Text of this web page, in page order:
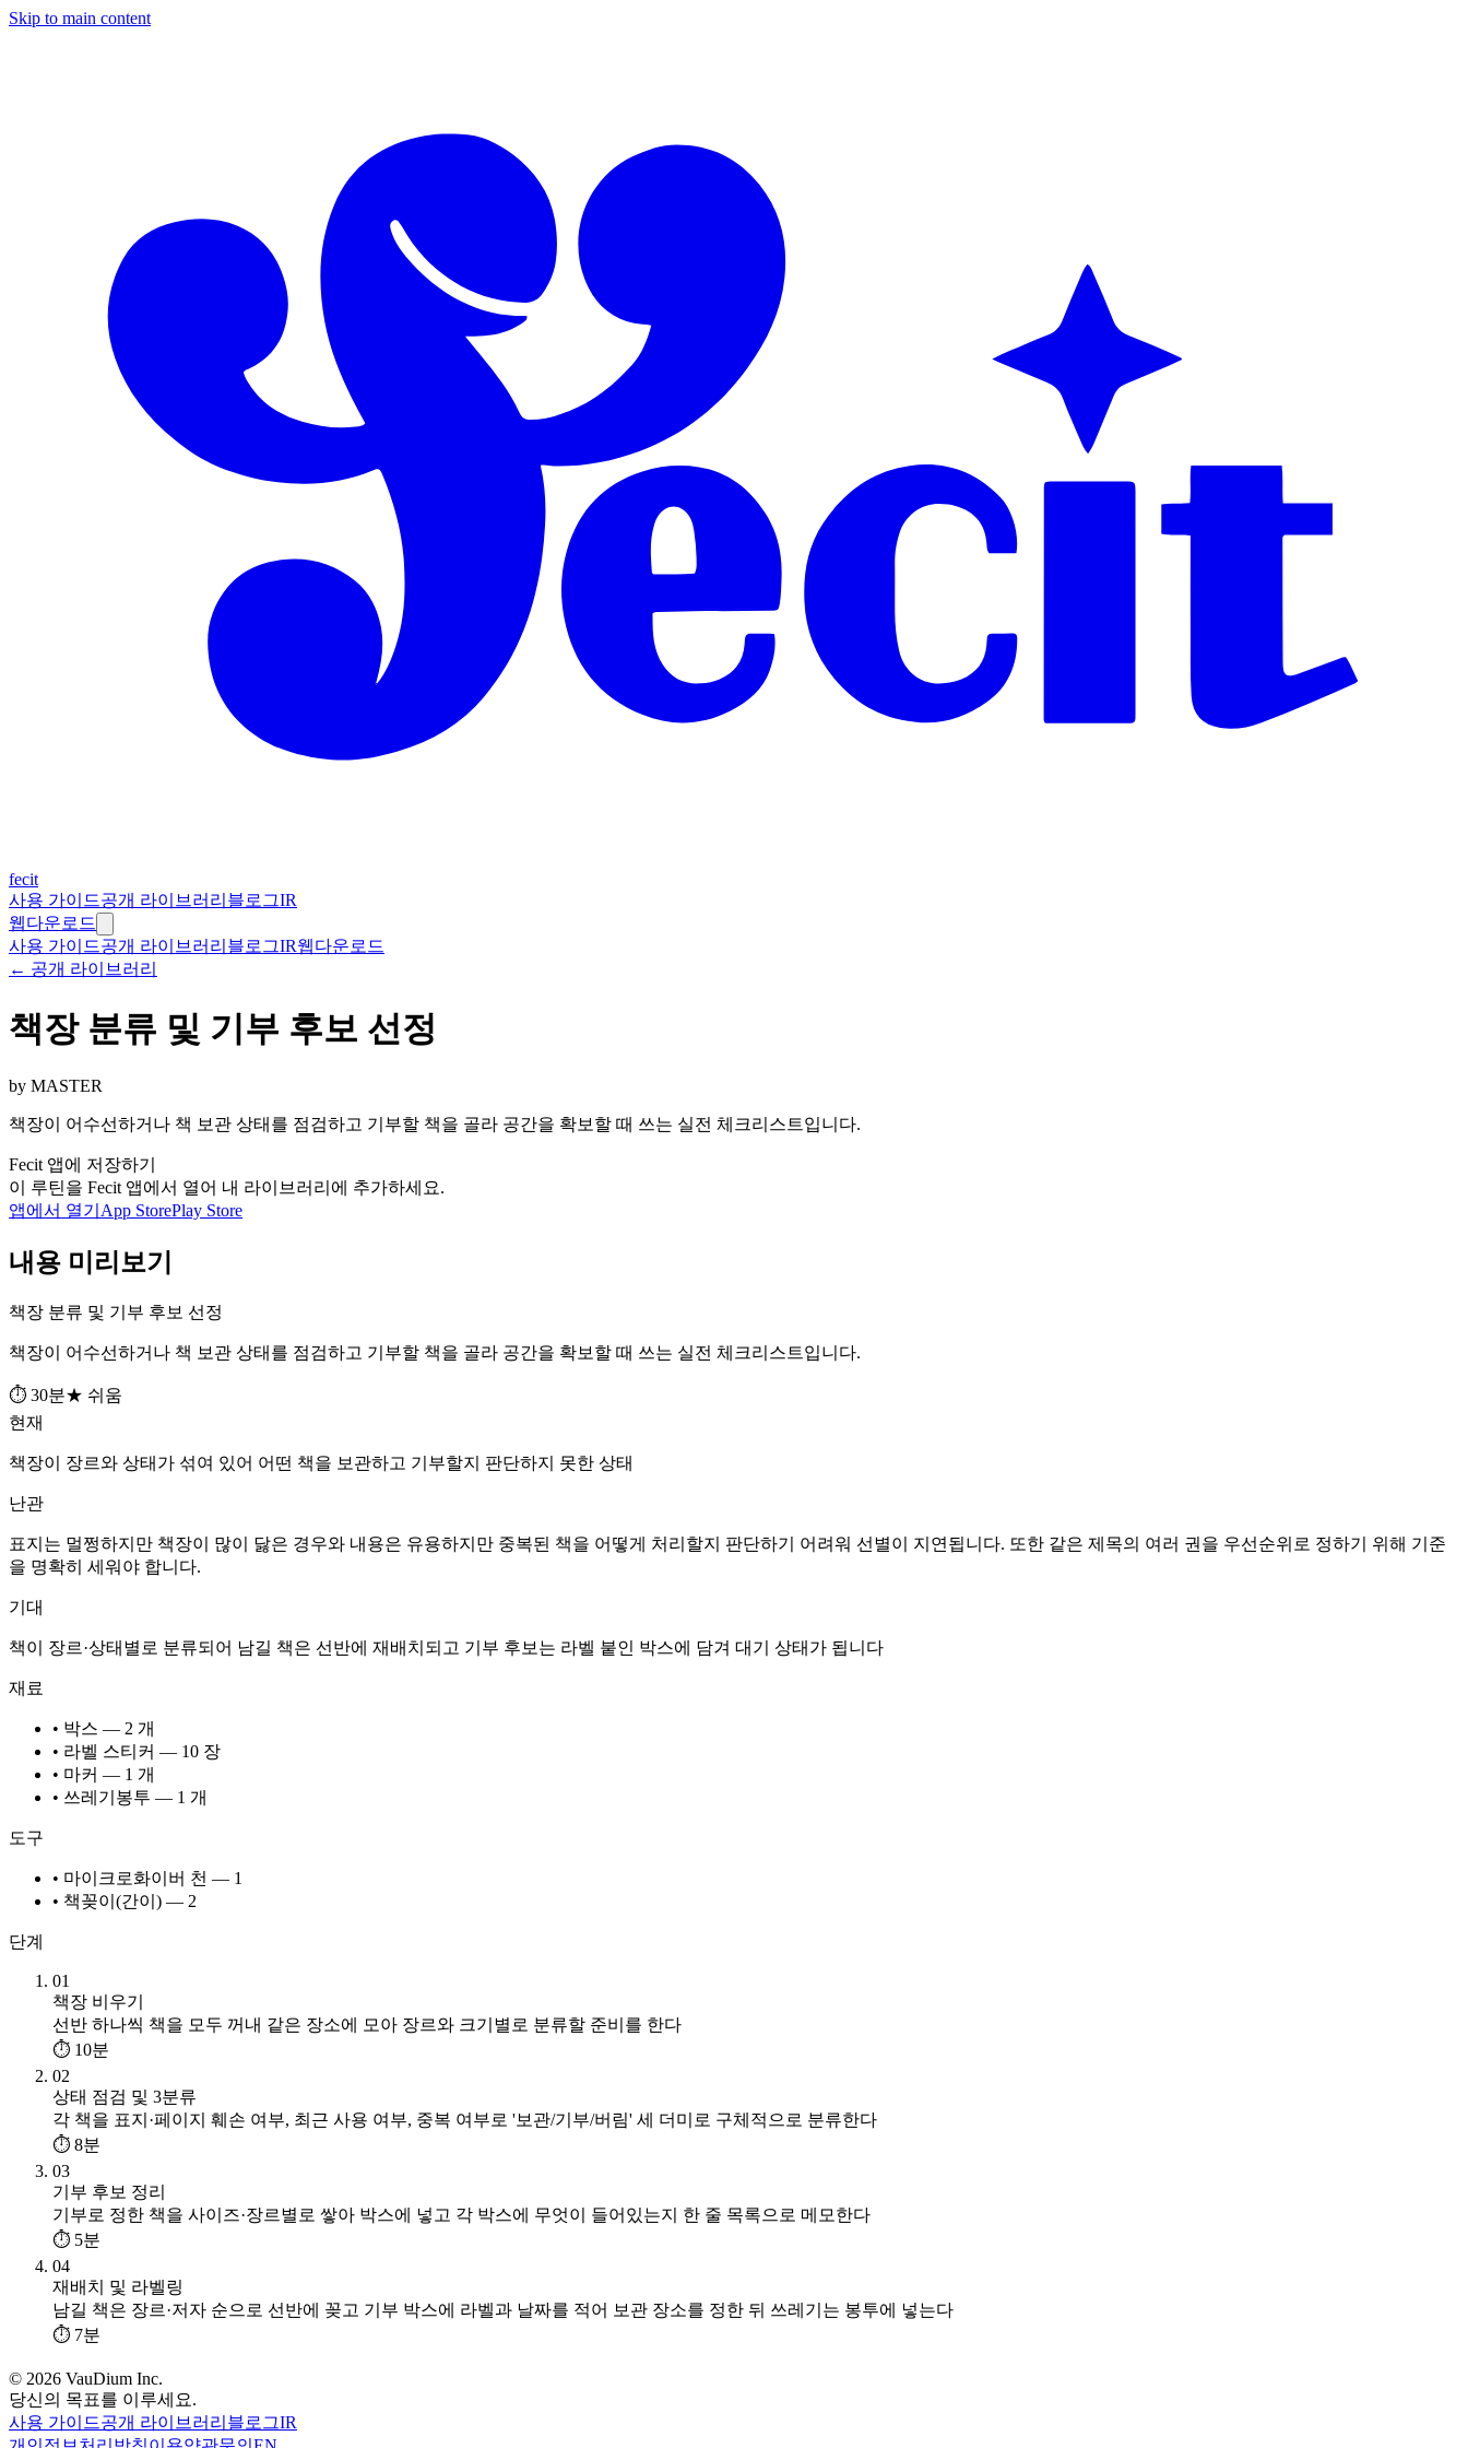
Skip to main content
fecit
사용 가이드공개 라이브러리 블로그IR
웹다운로드
사용 가이드공개 라이브러리 블로그IR웹다운로드
← 공개 라이브러리
책장 분류 및 기부 후보 선정
by MASTER
책장이 어수선하거나 책 보관 상태를 점검하고 기부할 책을 골라 공간을 확보할 때 쓰는 실전 체크리스트입니다.
Fecit 앱에 저장하기
이 루틴을 Fecit 앱에서 열어 내 라이브러리에 추가하세요.
앱에서 열기 App StorePlay Store
내용 미리보기
책장 분류 및 기부 후보 선정
책장이 어수선하거나 책 보관 상태를 점검하고 기부할 책을 골라 공간을 확보할 때 쓰는 실전 체크리스트입니다.
⏱ 30분★ 쉬움
현재
책장이 장르와 상태가 섞여 있어 어떤 책을 보관하고 기부할지 판단하지 못한 상태
난관
표지는 멀쩡하지만 책장이 많이 닳은 경우와 내용은 유용하지만 중복된 책을 어떻게 처리할지 판단하기 어려워 선별이 지연됩니다. 또한 같은 제목의 여러 권을 우선순위로 정하기 위해 기준
을 명확히 세워야 합니다.
기대
책이 장르·상태별로 분류되어 남길 책은 선반에 재배치되고 기부 후보는 라벨 붙인 박스에 담겨 대기 상태가 됩니다
재료
• 박스 — 2 개
• 라벨 스티커 — 10 장
• 마커 — 1 개
• 쓰레기봉투 — 1 개
도구
• 마이크로화이버 천 — 1
• 책꽂이(간이) — 2
단계
01
책장 비우기
선반 하나씩 책을 모두 꺼내 같은 장소에 모아 장르와 크기별로 분류할 준비를 한다
⏱ 10분
02
상태 점검 및 3분류
각 책을 표지·페이지 훼손 여부, 최근 사용 여부, 중복 여부로 '보관/기부/버림' 세 더미로 구체적으로 분류한다
⏱ 8분
03
기부 후보 정리
기부로 정한 책을 사이즈·장르별로 쌓아 박스에 넣고 각 박스에 무엇이 들어있는지 한 줄 목록으로 메모한다
⏱ 5분
04
재배치 및 라벨링
남길 책은 장르·저자 순으로 선반에 꽂고 기부 박스에 라벨과 날짜를 적어 보관 장소를 정한 뒤 쓰레기는 봉투에 넣는다
⏱ 7분
© 2026 VauDium Inc.
당신의 목표를 이루세요.
사용 가이드공개 라이브러리 블로그IR